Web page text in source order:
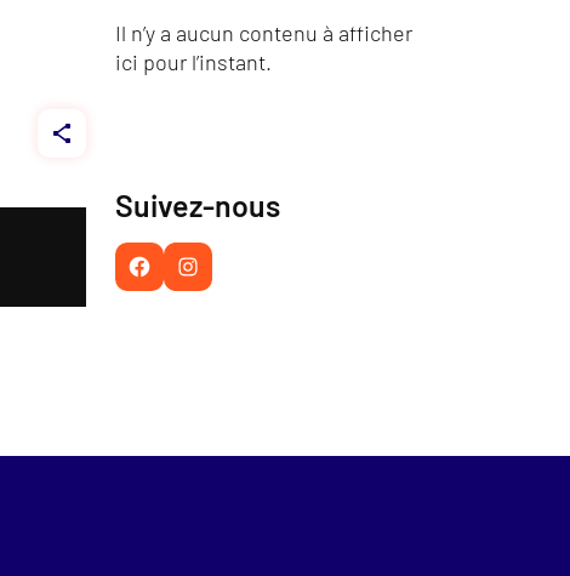
Il n’y a aucun contenu à afficher
ici pour l’instant.
Suivez-nous
Facebook
Instagram